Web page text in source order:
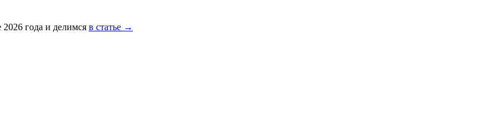
2026 года и делимся в статье →